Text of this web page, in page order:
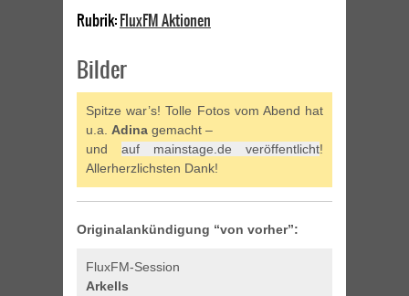
Rubrik:FluxFM Aktionen
Bilder
Spitze war’s! Tolle Fotos vom Abend hat
u.a. Adina gemacht –
und auf mainstage.de veröffentlicht!
Allerherzlichsten Dank!
Originalankündigung “von vorher”:
FluxFM-Session
Arkells